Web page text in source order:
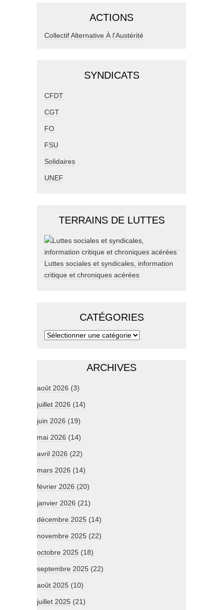
ACTIONS
Collectif Alternative À l'Austérité
SYNDICATS
CFDT
CGT
FO
FSU
Solidaires
UNEF
TERRAINS DE LUTTES
Luttes sociales et syndicales, information
critique et chroniques acérées
CATÉGORIES
ARCHIVES
août 2026 (3)
juillet 2026 (14)
juin 2026 (19)
mai 2026 (14)
avril 2026 (22)
mars 2026 (14)
février 2026 (20)
janvier 2026 (21)
décembre 2025 (14)
novembre 2025 (22)
octobre 2025 (18)
septembre 2025 (22)
août 2025 (10)
juillet 2025 (21)